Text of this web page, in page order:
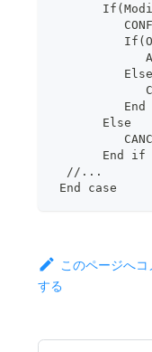
          Else
End
       Else
       End if
  //...
End case
このページへコ
する